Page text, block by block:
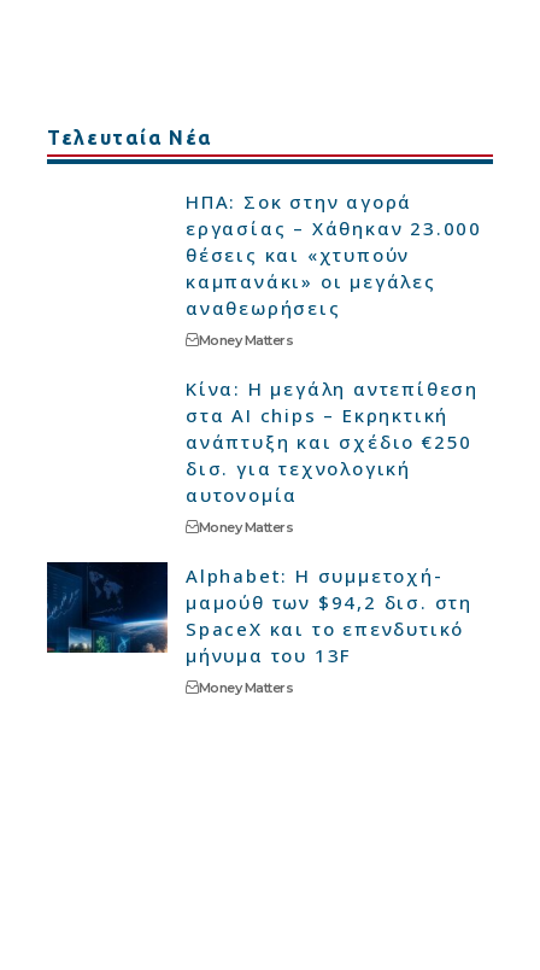
Τελευταία Νέα
ΗΠΑ: Σοκ στην αγορά
εργασίας – Χάθηκαν 23.000
θέσεις και «χτυπούν
καμπανάκι» οι μεγάλες
αναθεωρήσεις
Money Matters
Κίνα: Η μεγάλη αντεπίθεση
στα AI chips – Εκρηκτική
ανάπτυξη και σχέδιο €250
δισ. για τεχνολογική
αυτονομία
Money Matters
Alphabet: Η συμμετοχή-
μαμούθ των $94,2 δισ. στη
SpaceX και το επενδυτικό
μήνυμα του 13F
Money Matters